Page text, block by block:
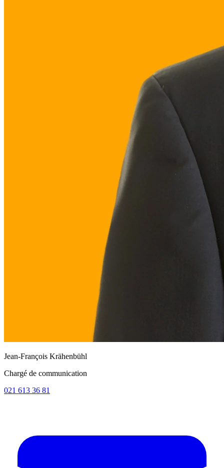
Jean-François Krähenbühl
Chargé de communication
021 613 36 81